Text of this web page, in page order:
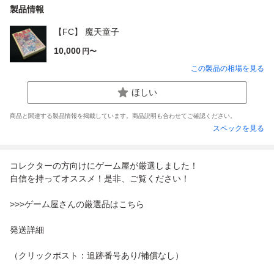
製品情報
【FC】 魔天童子
10,000 円〜
この製品の相場を見る
ほしい
商品と関連する製品情報を掲載しています。商品説明も合わせてご確認ください。
スペックを見る
コレクターの方向けにゲーム屋が厳選しました！
自信を持ってオススメ！是非、ご覧ください！
>>>ゲーム屋さんの厳選品はこちら
発送詳細
（クリックポスト：追跡番号あり/補償なし）